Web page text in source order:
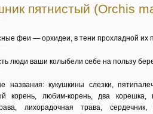
пятнистый (Orchis
феи — орхидеи, в тени прохладной их
люди ваши колыбели себе на пользу
названия: кукушкины слезки,
корень, любим-корень, два корешка,
лихорадочная трава, сердечник,